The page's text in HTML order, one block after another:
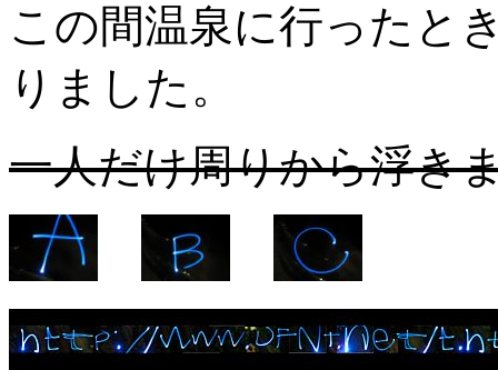
この間温泉に行ったと
りました。
一人だけ周りから浮き